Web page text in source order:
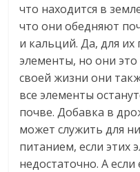
что находится в
что они обедняют
и кальций. Да, для их
элементы, но они
своей жизни они
все элементы
почве. Добавка в
может служить для
питанием, если этих
недостаточно. А